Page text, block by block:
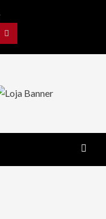
Pinterest